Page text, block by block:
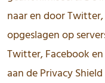
naar en door
opgeslagen op
Twitter, Facebook
aan de Privacy